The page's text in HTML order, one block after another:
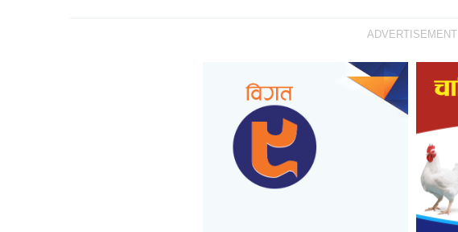
ADVERTISEMENT